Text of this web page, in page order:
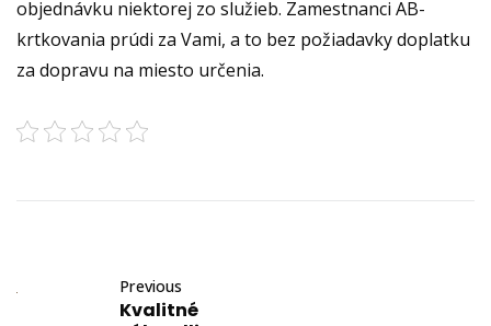
objednávku niektorej zo služieb. Zamestnanci AB-
krtkovania prúdi za Vami, a to bez požiadavky doplatku
za dopravu na miesto určenia.
Previous
Kvalitné